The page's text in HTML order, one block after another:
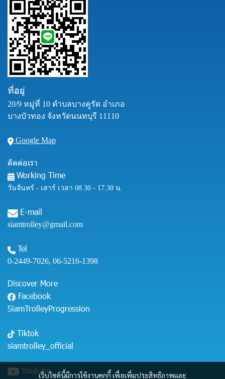
เว็บไซต์นี้มีการใช้งานคุกกี้ เพื่อเพิ่มประสิทธิภาพและ
ที่อยู่
20/9 หมู่ที่ 10 ตำบลบางคูรัด อำเภอ
บางบัวทอง จังหวัดนนทบุรี 11110
Google Map
ติดต่อเรา
Working Time
วันจันทร์ - เสาร์ เวลา 08.30 - 17.30 น.
E-mail
siamtrolley@gmail.com
Tel
0-2449-7026, 06-5216-1398
Discover More
Facebook
SiamTrolleyProgression
Tiktok
siamtrolley_official
Youtube